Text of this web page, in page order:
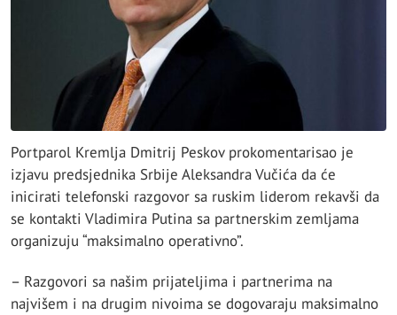
Portparol Kremlja Dmitrij Peskov prokomentarisao je
izjavu predsjednika Srbije Aleksandra Vučića da će
inicirati telefonski razgovor sa ruskim liderom rekavši da
se kontakti Vladimira Putina sa partnerskim zemljama
organizuju “maksimalno operativno”.
– Razgovori sa našim prijateljima i partnerima na
najvišem i na drugim nivoima se dogovaraju maksimalno